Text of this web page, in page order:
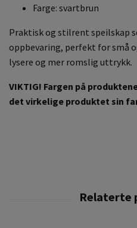
Farge: svartbrun
Praktisk og stilrent speilskap
oppbevaring, perfekt for små
lysere og mer romslig uttrykk.
VIKTIG! Fargen på
det virkelige produktet sin